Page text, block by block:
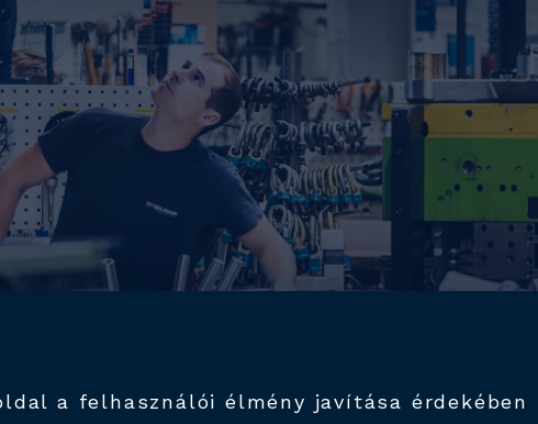
a felhasználói élmény javítása érdekében